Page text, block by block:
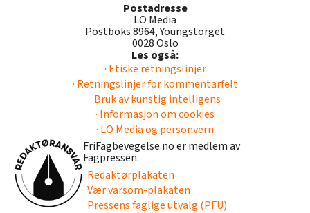
Postadresse
LO Media
Postboks 8964, Youngstorget
0028 Oslo
Les også:
· Etiske retningslinjer
· Retningslinjer for kommentarfelt
· Bruk av kunstig intelligens
· Informasjon om cookies
· LO Media og personvern
FriFagbevegelse.no er medlem av
Fagpressen:
· Redaktørplakaten
· Vær varsom-plakaten
· Pressens faglige utvalg (PFU)